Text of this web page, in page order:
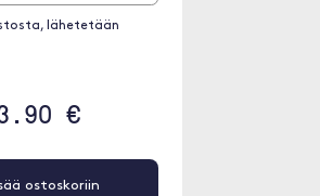
lähetetään
€
ostoskoriin